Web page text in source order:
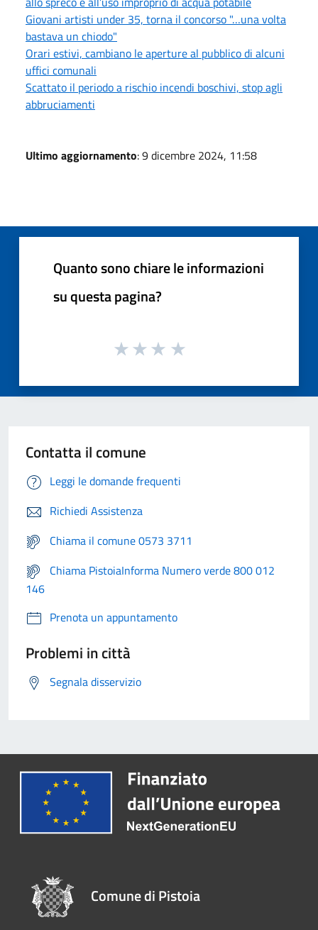
Giovani artisti under 35, torna il concorso "…una volta
bastava un chiodo"
Orari estivi, cambiano le aperture al pubblico di alcuni
uffici comunali
Scattato il periodo a rischio incendi boschivi, stop agli
abbruciamenti
Ultimo aggiornamento: 9 dicembre 2024, 11:58
Quanto sono chiare le informazioni
su questa pagina?
Contatta il comune
Leggi le domande frequenti
Richiedi Assistenza
Chiama il comune 0573 3711
Chiama PistoiaInforma Numero verde 800 012
146
Prenota un appuntamento
Problemi in città
Segnala disservizio
Comune di Pistoia